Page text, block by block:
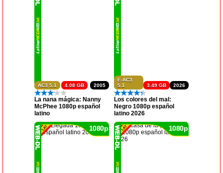
AC3 5.1 2005
4.08 GB
La nana mágica: Nanny
McPhee 1080p español
latino
E-AC3
5.1
2026
3.49 GB
Los colores del mal:
Negro 1080p español
latino 2026
1080p 1080p